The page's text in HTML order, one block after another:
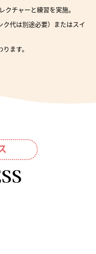
クチャーと練習を実施。
代は別途必要）またはスイ
ます。